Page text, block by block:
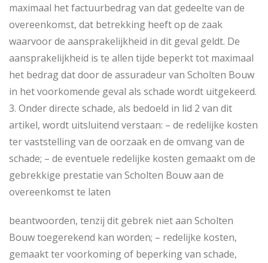
maximaal het factuurbedrag van dat gedeelte van de
overeenkomst, dat betrekking heeft op de zaak
waarvoor de aansprakelijkheid in dit geval geldt. De
aansprakelijkheid is te allen tijde beperkt tot maximaal
het bedrag dat door de assuradeur van Scholten Bouw
in het voorkomende geval als schade wordt uitgekeerd.
3. Onder directe schade, als bedoeld in lid 2 van dit
artikel, wordt uitsluitend verstaan: – de redelijke kosten
ter vaststelling van de oorzaak en de omvang van de
schade; – de eventuele redelijke kosten gemaakt om de
gebrekkige prestatie van Scholten Bouw aan de
overeenkomst te laten
beantwoorden, tenzij dit gebrek niet aan Scholten
Bouw toegerekend kan worden; – redelijke kosten,
gemaakt ter voorkoming of beperking van schade,